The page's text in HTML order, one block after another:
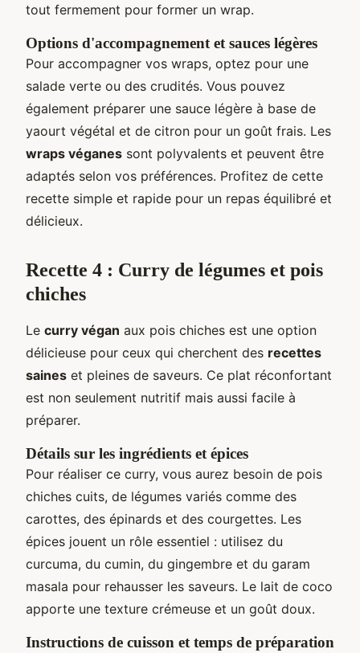
tout fermement pour former un wrap.
Options d'accompagnement et sauces légères
Pour accompagner vos wraps, optez pour une
salade verte ou des crudités. Vous pouvez
également préparer une sauce légère à base de
yaourt végétal et de citron pour un goût frais. Les
wraps véganes sont polyvalents et peuvent être
adaptés selon vos préférences. Profitez de cette
recette simple et rapide pour un repas équilibré et
délicieux.
Recette 4 : Curry de légumes et pois
chiches
Le curry végan aux pois chiches est une option
délicieuse pour ceux qui cherchent des recettes
saines et pleines de saveurs. Ce plat réconfortant
est non seulement nutritif mais aussi facile à
préparer.
Détails sur les ingrédients et épices
Pour réaliser ce curry, vous aurez besoin de pois
chiches cuits, de légumes variés comme des
carottes, des épinards et des courgettes. Les
épices jouent un rôle essentiel : utilisez du
curcuma, du cumin, du gingembre et du garam
masala pour rehausser les saveurs. Le lait de coco
apporte une texture crémeuse et un goût doux.
Instructions de cuisson et temps de préparation